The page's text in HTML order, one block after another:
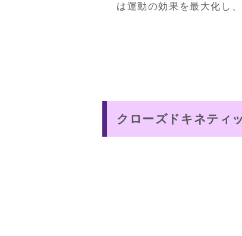
は運動の効果を最大化し
クローズドキネティ